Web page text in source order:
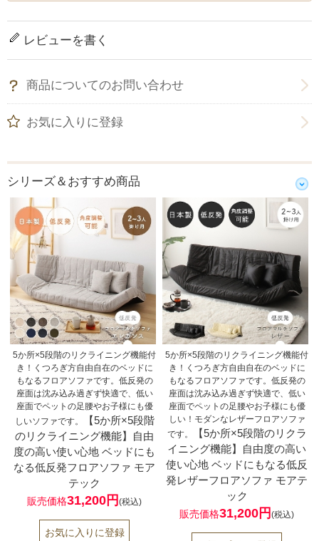
レビューを書く
商品についてのお問い合わせ
お気に入りに登録
シリーズ＆おすすめ商品
5か所×5段階のリクライニング機能付
き！くつろぎ方自由自在のベッドに
もなるフロアソファです。低反発の
座面は沈み込み過ぎず快適で、低い
座面でペットの足腰やお子様にも優
しいソファです。
【5か所×5段階
のリクライニング機能】自由
度の高い使い心地 ベッドにも
なる低反発フロアソファ モア
テック
販売価格31,200円(税込)
5か所×5段階のリクライニング機能付
き！くつろぎ方自由自在のベッドに
もなるフロアソファです。低反発の
座面は沈み込み過ぎず快適で、低い
座面でペットの足腰やお子様にも優
しい！モダンなレザーフロアソファ
です。
【5か所×5段階のリクラ
イニング機能】自由度の高い
使い心地 ベッドにもなる低反
発レザーフロアソファ モアテ
ック
販売価格31,200円(税込)